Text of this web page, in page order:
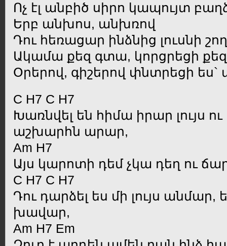
Ոչ էլ անբիծ սիրո կապույտ
Երբ անխոս, անխռով
Դու հեռացար ինձնից լուսնի
Ակամա քեզ գտա, կորցրեցի
Օրերով, գիշերով փնտրեցի ես`
C H7 C H7
Խառնվել են հիմա իրար լույս
աշխարհն արար,
Am H7
Այս կարոտի դեմ չկա դեղ ու
C H7 C H7
Դու դարձել ես մի լույս
խավար,
Am H7 Em